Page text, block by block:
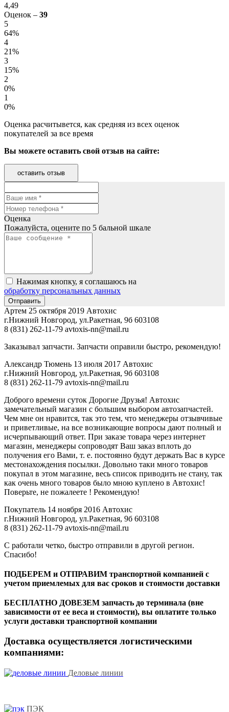
4,49
Оценок – 39
5
64%
4
21%
3
15%
2
0%
1
0%
Оценка расчитывется, как средняя из всех оценок
покупателей за все время
Вы можете оставить свой отзыв на сайте:
оставить отзыв
Оценка
Пожалуйста, оцените по 5 бальной шкале
Нажимая кнопку, я соглашаюсь на
обработку персональных данных
Артем 25 октября 2019 Автохис
г.Нижний Новгород, ул.Ракетная, 9б 603108
8 (831) 262-11-79 avtoxis-nn@mail.ru
Заказывал запчасти. Запчасти оправили быстро, рекомендую!
Александр Тюмень 13 июля 2017 Автохис
г.Нижний Новгород, ул.Ракетная, 9б 603108
8 (831) 262-11-79 avtoxis-nn@mail.ru
Доброго времени суток Дорогие Друзья! Автохис
замечательный магазин с большим выбором автозапчастей.
Чем мне он нравится, так это тем, что менеджеры отзывчивые
и приветливые, на все возникающие вопросы дают полный и
исчерпывающий ответ. При заказе товара через интернет
магазин, менеджеры сопроводят Ваш заказ вплоть до
получения его Вами, т. е. постоянно будут держать Вас в курсе
местонахождения посылки. Довольно таки много товаров
покупал в этом магазине, весь список приводить не стану, так
как очень много товаров было мною куплено в Автохис!
Поверьте, не пожалеете ! Рекомендую!
Покупатель 14 ноября 2016 Автохис
г.Нижний Новгород, ул.Ракетная, 9б 603108
8 (831) 262-11-79 avtoxis-nn@mail.ru
С работали четко, быстро отправили в другой регион.
Спасибо!
ПОДБЕРЕМ и ОТПРАВИМ транспортной компанией с
учетом приемлемых для вас сроков и стоимости доставки
БЕСПЛАТНО ДОВЕЗЕМ запчасть до терминала (вне
зависимости от ее веса и стоимости), вы оплатите только
услуги доставки транспортной компании
Доставка осуществляется логистическими
компаниями:
Деловые линии
ПЭК